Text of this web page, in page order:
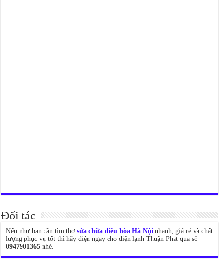
Đối tác
Nếu như bạn cần tìm thợsửa chữa điều hòa Hà Nội nhanh, giá rẻ và chất
lượng phục vụ tốt thì hãy điện ngay cho điện lạnh Thuận Phát qua số
0947901365 nhé.